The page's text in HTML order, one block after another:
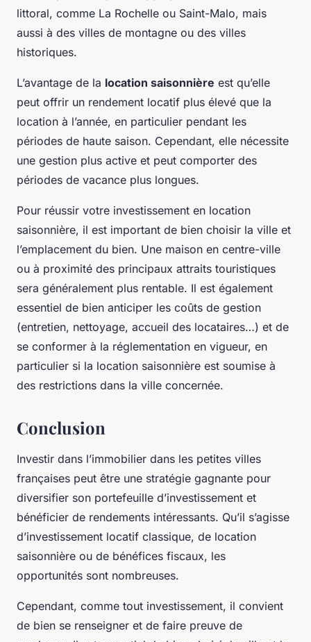
littoral, comme La Rochelle ou Saint-Malo, mais
aussi à des villes de montagne ou des villes
historiques.
L’avantage de la location saisonnière est qu’elle
peut offrir un rendement locatif plus élevé que la
location à l’année, en particulier pendant les
périodes de haute saison. Cependant, elle nécessite
une gestion plus active et peut comporter des
périodes de vacance plus longues.
Pour réussir votre investissement en location
saisonnière, il est important de bien choisir la ville et
l’emplacement du bien. Une maison en centre-ville
ou à proximité des principaux attraits touristiques
sera généralement plus rentable. Il est également
essentiel de bien anticiper les coûts de gestion
(entretien, nettoyage, accueil des locataires…) et de
se conformer à la réglementation en vigueur, en
particulier si la location saisonnière est soumise à
des restrictions dans la ville concernée.
Conclusion
Investir dans l’immobilier dans les petites villes
françaises peut être une stratégie gagnante pour
diversifier son portefeuille d’investissement et
bénéficier de rendements intéressants. Qu’il s’agisse
d’investissement locatif classique, de location
saisonnière ou de bénéfices fiscaux, les
opportunités sont nombreuses.
Cependant, comme tout investissement, il convient
de bien se renseigner et de faire preuve de